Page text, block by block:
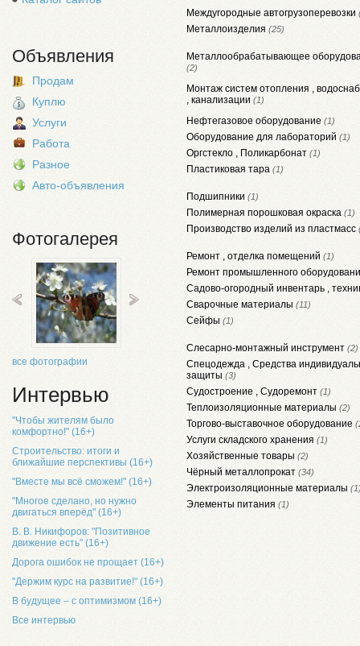
Объявления
Продам
Куплю
Услуги
Работа
Разное
Авто-объявления
Фотогалерея
все фотографии
Интервью
"Чтобы жителям было
комфортно!" (16+)
Строительство: итоги и
ближайшие перспективы (16+)
"Вместе мы всё сможем!" (16+)
"Многое сделано, но нужно
двигаться вперёд" (16+)
В. В. Никифоров: "Позитивное
движение есть" (16+)
Дорога ошибок не прощает (16+)
"Держим курс на развитие!" (16+)
В будущее – с оптимизмом (16+)
Все интервью
Междугородные автогрузоперевозки
Металлоизделия (25)
Металлообрабатывающее
(2)
Монтаж систем отопления ,
, канализации (1)
Нефтегазовое оборудование (1)
Оборудование для лабораторий (1)
Оргстекло , Поликарбонат (1)
Пластиковая тара (1)
Подшипники (1)
Полимерная порошковая окраска (1)
Производство изделий из пластмасс
Ремонт , отделка помещений (1)
Ремонт промышленного
Садово-огородный инвентарь ,
Сварочные материалы (11)
Сейфы (1)
Слесарно-монтажный инструмент (2)
Спецодежда , Средства
защиты (3)
Судостроение , Судоремонт (1)
Теплоизоляционные материалы (2)
Торгово-выставочное оборудование
Услуги складского хранения (1)
Хозяйственные товары (2)
Чёрный металлопрокат (34)
Электроизоляционные материалы
Элементы питания (1)